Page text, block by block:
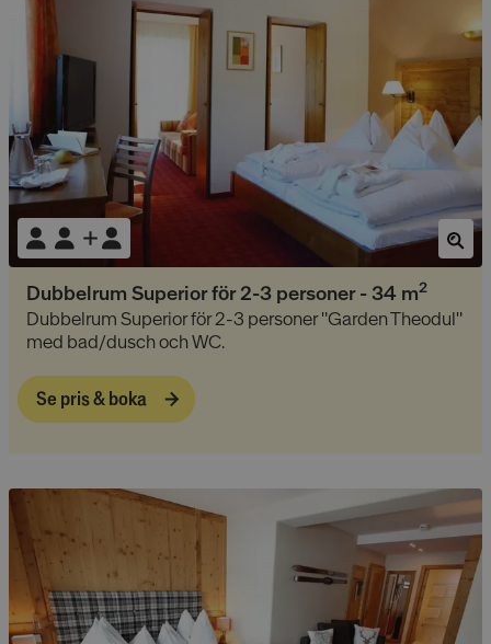
Dubbelrum Superior för 2-3 personer -34 m2
Dubbelrum Superior för 2-3 personer "Garden Theodul"
med bad/dusch och WC.
Se pris & boka